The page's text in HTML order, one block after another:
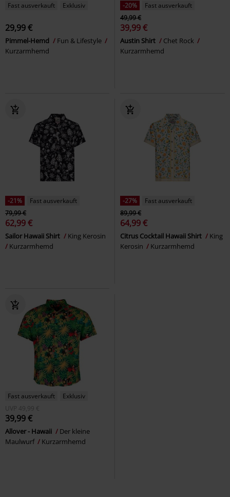
Fast ausverkauft Exklusiv
29,99 €
Pimmel-Hemd
Fun & Lifestyle
Kurzarmhemd
-20%
Fast ausverkauft
49,99 €
39,99 €
Austin Shirt
Chet Rock
Kurzarmhemd
-21%
Fast ausverkauft
79,99 €
62,99 €
Sailor Hawaii Shirt
King Kerosin
Kurzarmhemd
-27%
Fast ausverkauft
89,99 €
64,99 €
Citrus Cocktail Hawaii Shirt
King
Kerosin
Kurzarmhemd
Fast ausverkauft
Exklusiv
UVP
49,99 €
39,99 €
Allover - Hawaii
Der kleine
Maulwurf
Kurzarmhemd